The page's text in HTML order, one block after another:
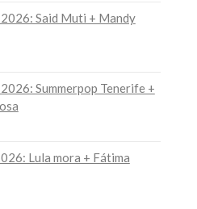
Said Muti + Mandy
Summerpop Tenerife +
Lula mora + Fátima